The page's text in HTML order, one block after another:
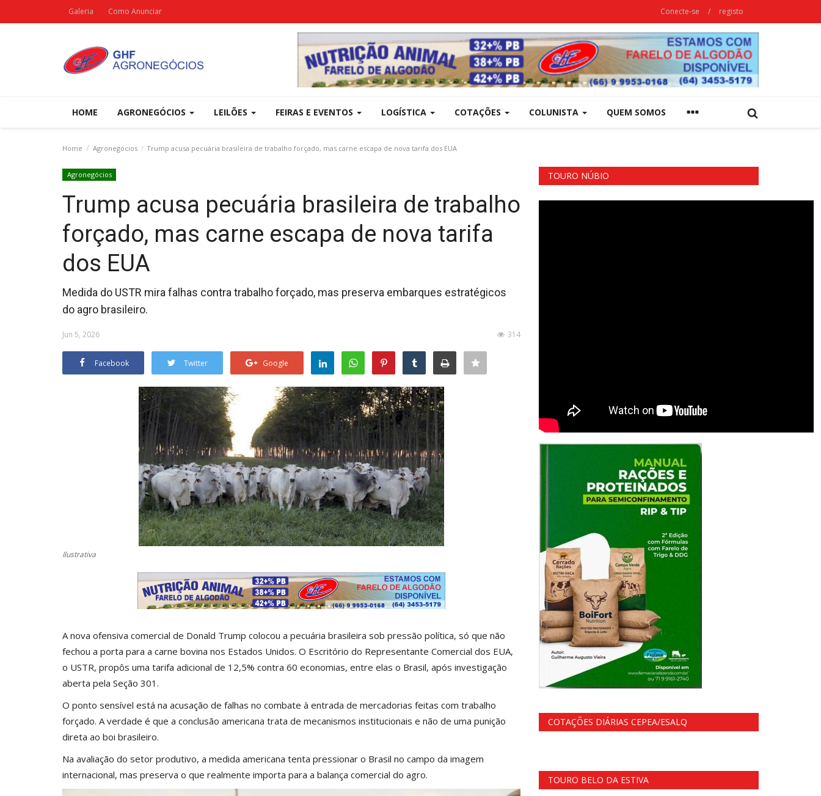
Galeria Como Anunciar Conecte-se / registo
HOME AGRONEGÓCIOS LEILÕES FEIRAS E EVENTOS LOGÍSTICA COTAÇÕES COLUNISTA QUEM SOMOS
Home Agronegócios Trump acusa pecuária brasileira de trabalho forçado, mas carne escapa de nova tarifa dos EUA
Agronegócios
Trump acusa pecuária brasileira de trabalho
forçado, mas carne escapa de nova tarifa
dos EUA
Medida do USTR mira falhas contra trabalho forçado, mas preserva embarques estratégicos
do agro brasileiro.
Jun 5, 2026 314
Facebook Twitter Google
Ilustrativa
A nova ofensiva comercial de Donald Trump colocou a pecuária brasileira sob pressão política, só que não
fechou a porta para a carne bovina nos Estados Unidos. O Escritório do Representante Comercial dos EUA,
o USTR, propôs uma tarifa adicional de 12,5% contra 60 economias, entre elas o Brasil, após investigação
aberta pela Seção 301.
O ponto sensível está na acusação de falhas no combate à entrada de mercadorias feitas com trabalho
forçado. A verdade é que a conclusão americana trata de mecanismos institucionais e não de uma punição
direta ao boi brasileiro.
Na avaliação do setor produtivo, a medida americana tenta pressionar o Brasil no campo da imagem
internacional, mas preserva o que realmente importa para a balança comercial do agro.
TOURO NÚBIO
COTAÇÕES DIÁRIAS CEPEA/ESALQ
TOURO BELO DA ESTIVA